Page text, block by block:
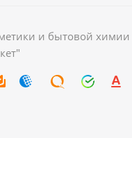
и бытовой химии